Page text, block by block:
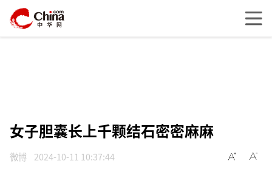
女子胆囊长上千颗结石密密麻麻
微博 2024-10-11 10:37:44